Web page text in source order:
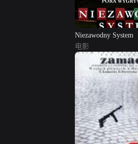
Niezawodny System
电影